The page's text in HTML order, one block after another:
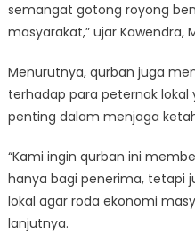
semangat gotong royong
masyarakat,” ujar Kawendra,
Menurutnya, qurban juga
terhadap para peternak
penting dalam menjaga
“Kami ingin qurban ini
hanya bagi penerima, tetapi
lokal agar roda ekonomi
lanjutnya.